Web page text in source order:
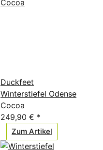
Duckfeet
Winterstiefel Odense
Cocoa
249,90 € *
Zum Artikel